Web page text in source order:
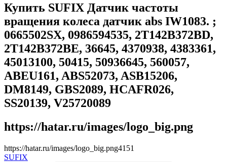
Купить SUFIX Датчик частоты
вращения колеса датчик abs IW1083. ;
0665502SX, 0986594535, 2T142B372BD,
2T142B372BE, 36645, 4370938, 4383361,
45013100, 50415, 50936645, 560057,
ABEU161, ABS52073, ASB15206,
DM8149, GBS2089, HCAFR026,
SS20139, V25720089
https://hatar.ru/images/logo_big.png
https://hatar.ru/images/logo_big.png41 51
SUFIX